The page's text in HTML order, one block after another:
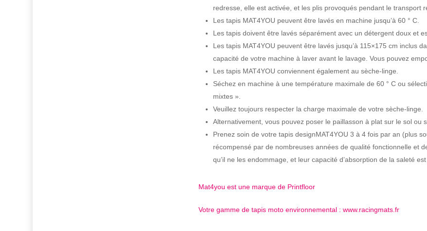
redresse, elle est activée, et les plis provoqués pendant le transport
Les tapis MAT4YOU peuvent être lavés en machine jusqu’à 60 ° C.
Les tapis doivent être lavés séparément avec un détergent doux et
Les tapis MAT4YOU peuvent être lavés jusqu’à 115×175 cm inclus
capacité de votre machine à laver avant le lavage. Vous pouvez
Les tapis MAT4YOU conviennent également au sèche-linge.
Séchez en machine à une température maximale de 60 ° C ou
mixtes ».
Veuillez toujours respecter la charge maximale de votre sèche-linge.
Alternativement, vous pouvez poser le paillasson à plat sur le sol ou
Prenez soin de votre tapis designMAT4YOU 3 à 4 fois par an (plus
récompensé par de nombreuses années de qualité fonctionnelle et
qu’il ne les endommage, et leur capacité d’absorption de la saleté
Mat4you est une marque de Printfloor
Votre gamme de tapis moto environnemental : www.racingmats.fr